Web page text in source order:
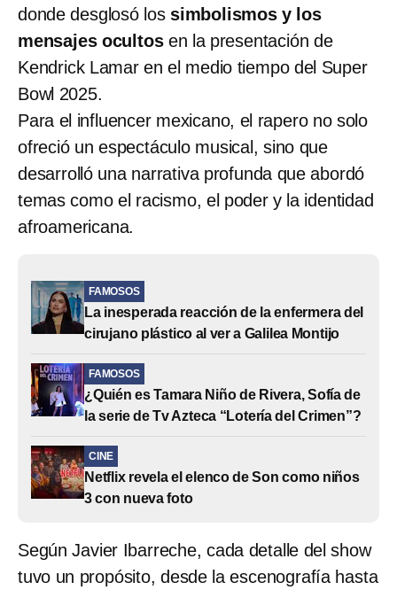
donde desglosó los simbolismos y los
mensajes ocultosen la presentación de
Kendrick Lamar en el medio tiempo del Super
Bowl 2025.
Para el influencer mexicano, el rapero no solo
ofreció un espectáculo musical, sino que
desarrolló una narrativa profunda que abordó
temas como el racismo, el poder y la identidad
afroamericana.
FAMOSOS
La inesperada reacción de la enfermera del
cirujano plástico al ver a Galilea Montijo
FAMOSOS
¿Quién es Tamara Niño de Rivera, Sofía de
la serie de Tv Azteca “Lotería del Crimen”?
CINE
Netflix revela el elenco de Son como niños
3 con nueva foto
Según Javier Ibarreche, cada detalle del show
tuvo un propósito, desde la escenografía hasta